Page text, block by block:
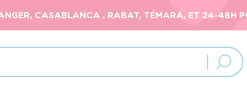
CASABLANCA , RABAT, TÉMARA, ET 24-48H